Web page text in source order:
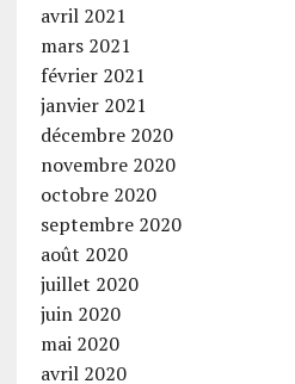
avril 2021
mars 2021
février 2021
janvier 2021
décembre 2020
novembre 2020
octobre 2020
septembre 2020
août 2020
juillet 2020
juin 2020
mai 2020
avril 2020